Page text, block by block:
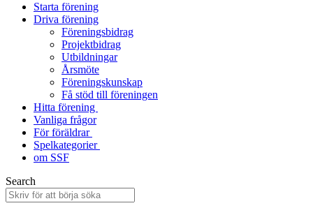
Starta förening
Driva förening
Föreningsbidrag
Projektbidrag
Utbildningar
Årsmöte
Föreningskunskap
Få stöd till föreningen
Hitta förening
Vanliga frågor
För föräldrar
Spelkategorier
om SSF
Search